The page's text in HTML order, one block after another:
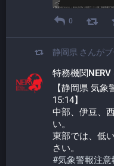
0
静岡県 さんが
特務機関NERV
【静岡県 気
15:14】
中部、伊豆、
い。
東部では、低
さい。
#気象警報注意